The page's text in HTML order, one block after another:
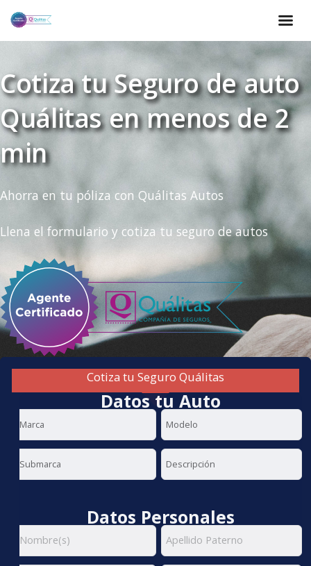
Cotiza tu Seguro de auto
Quálitas en menos de 2
min
Ahorra en tu póliza con Quálitas Autos
Llena el formulario y cotiza tu seguro de autos
Cotiza tu Seguro Quálitas
Datos tu Auto
Datos Personales